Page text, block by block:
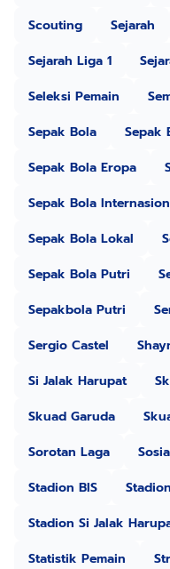
Scouting
Sejarah
Sejarah Liga 1
Seleksi Pemain
Sepak Bola
Sepak
Sepak Bola Eropa
Sepak Bola
Sepak Bola Lokal
Sepak Bola Putri
Sepakbola Putri
Sergio Castel
Si Jalak Harupat
Skuad Garuda
Sorotan Laga
Stadion BIS
Stadion Si Jalak
Statistik Pemain